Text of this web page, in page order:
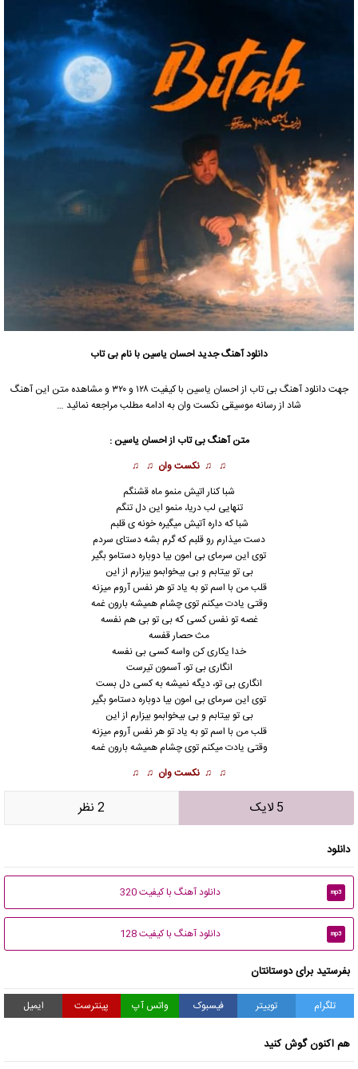
دانلود آهنگ جدیداحسان یاسین با نام بی تاب
جهت دانلود آهنگ بی تاب از احسان یاسین
با کیفیت ۱۲۸ و ۳۲۰ و مشاهده متن این آهنگ
شاد از رسانه موسیقی نکست وان به ادامه مطلب مراجعه نمائید …
متن آهنگ بی تاب ازاحسان یاسین :
♫ ♫ نکست وان ♫ ♫
شبا کنار اتیش منمو ماه قشنگم
تنهایی لب دریا، منمو این دل تنگم
شبا که داره آتیش میگیره خونه ی قلبم
دست میذارم رو قلبم که گرم بشه دستای سردم
توی این سرمای بی امون بیا دوباره دستامو بگیر
بی تو بیتابم و بی بیخوابمو بیزارم از این
قلب من با اسم تو به یاد تو هر نفس آروم میزنه
وقتی یادت میکنم توی چشام همیشه بارون غمه
غصه تو نفس کسی که بی تو بی هم نفسه
مث حصار قفسه
خدا یکاری کن واسه کسی بی نفسه
انگاری بی تو، آسمون تیرست
انگاری بی تو، دیگه نمیشه به کسی دل بست
توی این سرمای بی امون بیا دوباره دستامو بگیر
بی تو بیتابم و بی بیخوابمو بیزارم از این
قلب من با اسم تو به یاد تو هر نفس آروم میزنه
وقتی یادت میکنم توی چشام همیشه بارون غمه
♫ ♫ نکست وان ♫ ♫
5 لایک 2 نظر
دانلود
mp3 دانلود آهنگ با کیفیت 320
mp3 دانلود آهنگ با کیفیت 128
بفرستید برای دوستانتان
تلگرام توییتر فیسبوک واتس آپ پینترست ایمیل
هم اکنون گوش کنید